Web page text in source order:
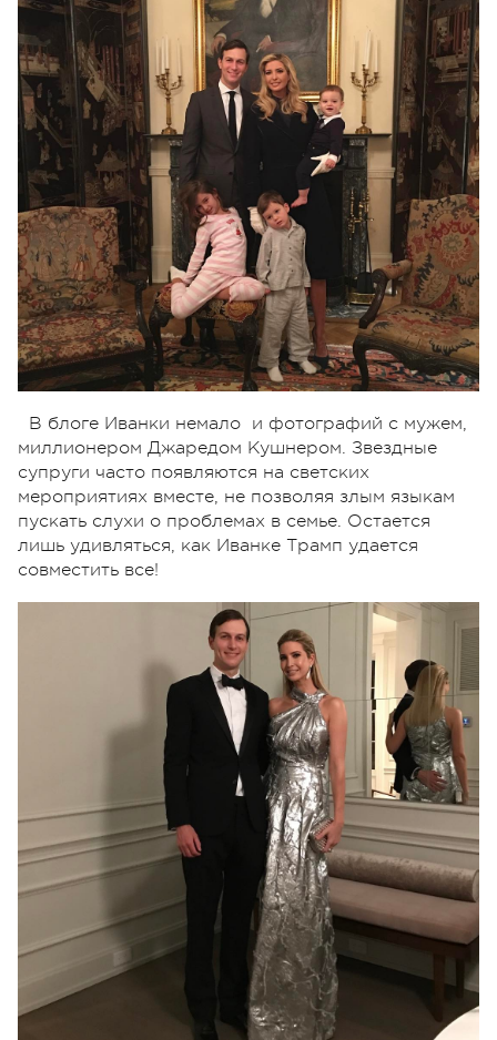
В блоге Иванки немало и фотографий с мужем,
миллионером Джаредом Кушнером. Звездные
супруги часто появляются на светских
мероприятиях вместе, не позволяя злым языкам
пускать слухи о проблемах в семье. Остается
лишь удивляться, как Иванке Трамп удается
совместить все!